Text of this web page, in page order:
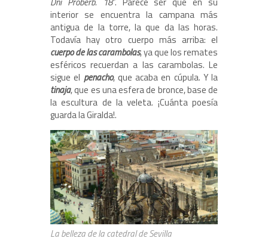
interior se encuentra la campana más
antigua de la torre, la que da las horas.
Todavía hay otro cuerpo más arriba: el
cuerpo de las carambolas, ya que los remates
esféricos recuerdan a las carambolas. Le
sigue el penacho, que acaba en cúpula. Y la
tinaja, que es una esfera de bronce, base de
la escultura de la veleta. ¡Cuánta poesía
guarda la Giralda!.
La belleza de la catedral de Sevilla